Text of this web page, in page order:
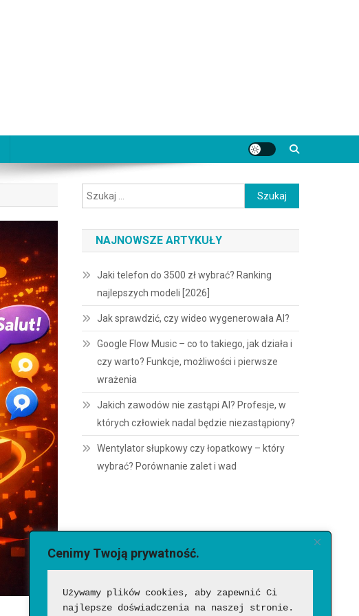
Cenimy Twoją prywatność.
Używamy plików cookies, aby zapewnić Ci
najlepsze doświadczenia na naszej stronie.
Szukaj:
NAJNOWSZE ARTYKUŁY
Jaki telefon do 3500 zł wybrać? Ranking
najlepszych modeli [2026]
Jak sprawdzić, czy wideo wygenerowała AI?
Google Flow Music – co to takiego, jak działa i
czy warto? Funkcje, możliwości i pierwsze
wrażenia
Jakich zawodów nie zastąpi AI? Profesje, w
których człowiek nadal będzie niezastąpiony?
Wentylator słupkowy czy łopatkowy – który
wybrać? Porównanie zalet i wad